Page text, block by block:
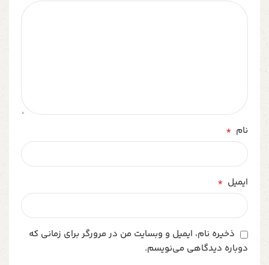
نام *
ایمیل *
ذخیره نام، ایمیل و وبسایت من در مرورگر برای زمانی که
دوباره دیدگاهی می‌نویسم.